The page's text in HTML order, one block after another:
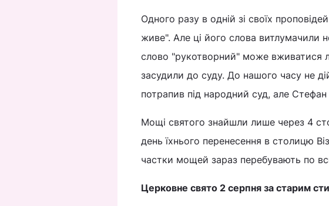
Одного разу в одній зі своїх
живе". Але ці його слова витлумачили
слово "рукотворний" може вживатися
засудили до суду. До нашого часу не
потрапив під народний суд, але
Мощі святого знайшли лише через 4
день їхнього перенесення в столицю
частки мощей зараз перебувають по
Церковне свято 2 серпня за старим